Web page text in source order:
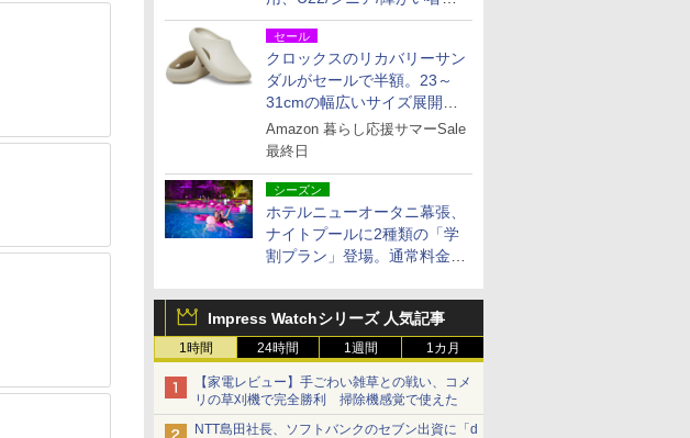
を9月15日から発売
セール
クロックスのリカバリーサン
ダルがセールで半額。23～
31cmの幅広いサイズ展開、
独自のクッション素材を採用
Amazon 暮らし応援サマーSale
最終日
シーズン
ホテルニューオータニ幕張、
ナイトプールに2種類の「学
割プラン」登場。通常料金の
Impress Watchシリーズ 人気記事
1時間 24時間 1週間 1カ月
【家電レビュー】手ごわい雑草との戦い、コメ
リの草刈機で完全勝利 掃除機感覚で使えた
NTT島田社長、ソフトバンクのセブン出資に「d